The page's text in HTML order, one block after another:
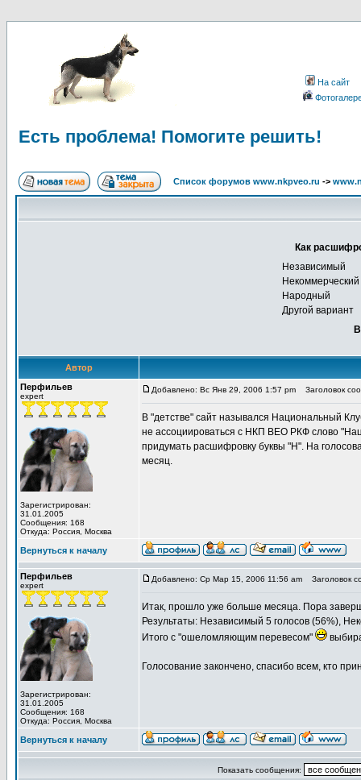
На сайт
Есть проблема! Помогите решить!
Список форумов www.nkpveo.ru ->
Как
Независимый
Некоммерческий
Народный
Другой вариант
Автор
Перфильев
expert
Зарегистрирован:
31.01.2005
Сообщения: 168
Откуда: Россия, Москва
Добавлено: Вс Янв 29, 2006 1:57 pm Заголовок
В "детстве" сайт назывался Национальный
не ассоциироваться с НКП ВЕО РКФ слово
придумать расшифровку буквы "Н". На
месяц.
Вернуться к началу
Перфильев
expert
Зарегистрирован:
31.01.2005
Сообщения: 168
Откуда: Россия, Москва
Добавлено: Ср Мар 15, 2006 11:56 am Заголовок
Итак, прошло уже больше месяца. Пора
Результаты: Независимый 5 голосов (56%),
Итого с "ошеломляющим перевесом"
Голосование закончено, спасибо всем, кто
Вернуться к началу
Показать сообщения: